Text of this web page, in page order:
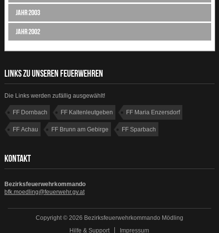
Jahr 2003
Jahr 2002
LINKS ZU UNSEREN FEUERWEHREN
Die Links werden zufällig ausgewählt!
FF Dornbach FF Kaltenleutgeben FF Maria Enzersdorf
FF Achau FF Brunn am Gebirge FF Sparbach
KONTAKT
Bezirksfeuerwehrkommando
bfk.moedling@feuerwehr.gv.at
Copyright © 2026 Bezirksfeuerwehrkommando Mödling
Hilfe & Support
Impressum